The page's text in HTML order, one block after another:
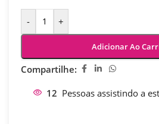
- +
Adicionar Ao
Compartilhe:
12 Pessoas assistindo a